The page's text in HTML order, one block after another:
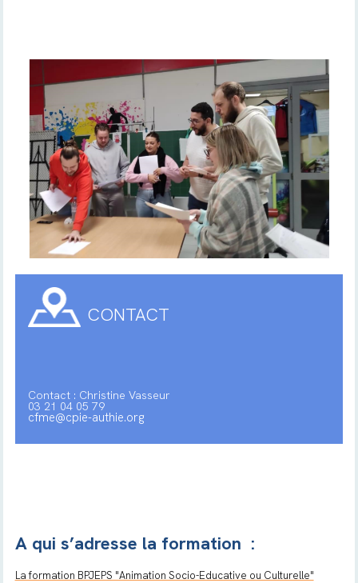
CONTACT
Contact : Christine Vasseur
03 21 04 05 79
cfme@cpie-authie.org
A qui s’adresse la formation :
La formation BPJEPS "Animation Socio-Educative ou Culturelle"